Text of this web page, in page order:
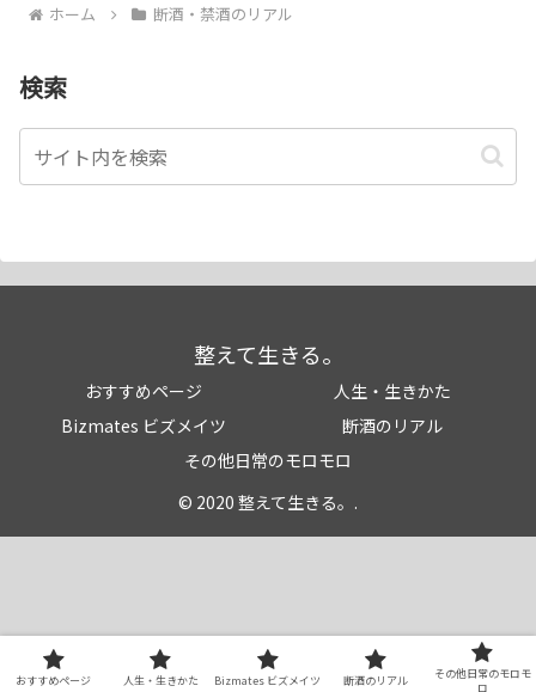
ホーム 断酒・禁酒のリアル
検索
整えて生きる。
おすすめページ
人生・生きかた
Bizmates ビズメイツ
断酒のリアル
その他日常のモロモロ
© 2020 整えて生きる。.
おすすめページ 人生・生きかた Bizmates ビズメイツ 断酒のリアル
その他日常のモロモ
ロ